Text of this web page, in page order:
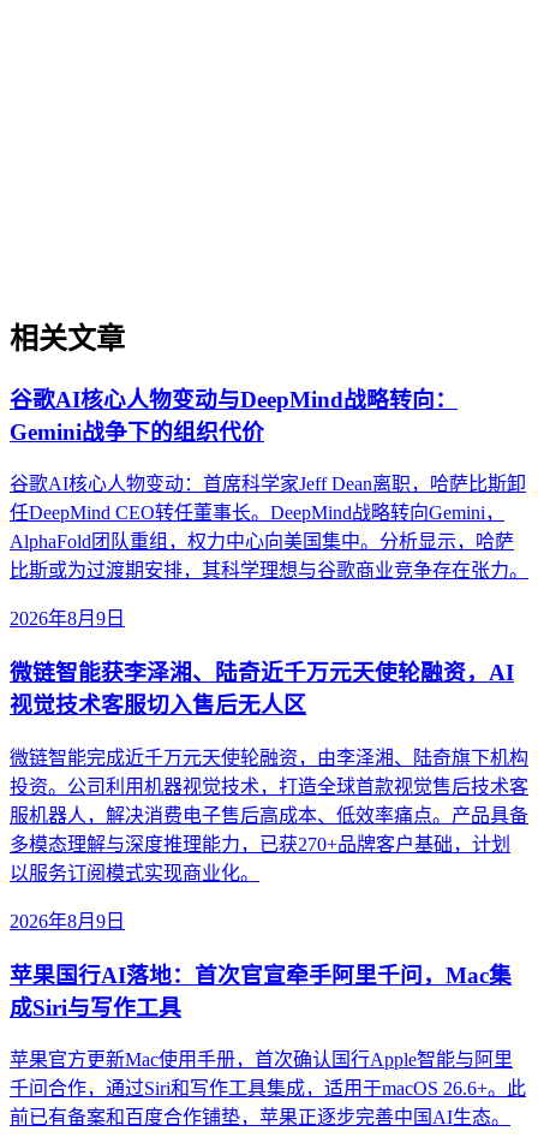
相关文章
谷歌AI核心人物变动与DeepMind战略转向：
Gemini战争下的组织代价
谷歌AI核心人物变动：首席科学家Jeff Dean离职，哈萨比斯卸
任DeepMind CEO转任董事长。DeepMind战略转向Gemini，
AlphaFold团队重组，权力中心向美国集中。分析显示，哈萨
比斯或为过渡期安排，其科学理想与谷歌商业竞争存在张力。
2026年8月9日
微链智能获李泽湘、陆奇近千万元天使轮融资，AI
视觉技术客服切入售后无人区
微链智能完成近千万元天使轮融资，由李泽湘、陆奇旗下机构
投资。公司利用机器视觉技术，打造全球首款视觉售后技术客
服机器人，解决消费电子售后高成本、低效率痛点。产品具备
多模态理解与深度推理能力，已获270+品牌客户基础，计划
以服务订阅模式实现商业化。
2026年8月9日
苹果国行AI落地：首次官宣牵手阿里千问，Mac集
成Siri与写作工具
苹果官方更新Mac使用手册，首次确认国行Apple智能与阿里
千问合作，通过Siri和写作工具集成，适用于macOS 26.6+。此
前已有备案和百度合作铺垫，苹果正逐步完善中国AI生态。